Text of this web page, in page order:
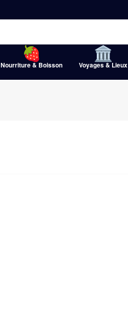
Nourriture & Boisson Voyages & Lieux